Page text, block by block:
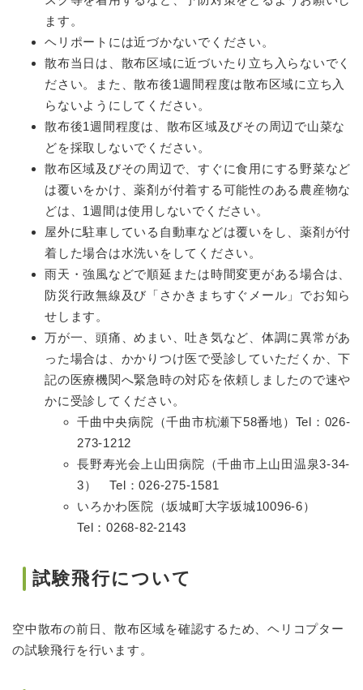
ます。
ヘリポートには近づかないでください。
散布当日は、散布区域に近づいたり立ち入らないでく
ださい。また、散布後1週間程度は散布区域に立ち入
らないようにしてください。
散布後1週間程度は、散布区域及びその周辺で山菜な
どを採取しないでください。
散布区域及びその周辺で、すぐに食用にする野菜など
は覆いをかけ、薬剤が付着する可能性のある農産物な
どは、1週間は使用しないでください。
屋外に駐車している自動車などは覆いをし、薬剤が付
着した場合は水洗いをしてください。
雨天・強風などで順延または時間変更がある場合は、
防災行政無線及び「さかきまちすぐメール」でお知ら
せします。
万が一、頭痛、めまい、吐き気など、体調に異常があ
った場合は、かかりつけ医で受診していただくか、下
記の医療機関へ緊急時の対応を依頼しましたので速や
かに受診してください。
千曲中央病院（千曲市杭瀬下58番地）Tel：026-
273-1212
長野寿光会上山田病院（千曲市上山田温泉3-34-
3） Tel：026-275-1581
いろかわ医院（坂城町大字坂城10096-6）
Tel：0268-82-2143
試験飛行について
空中散布の前日、散布区域を確認するため、ヘリコプター
の試験飛行を行います。